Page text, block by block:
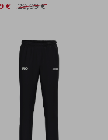
€
29,99 €